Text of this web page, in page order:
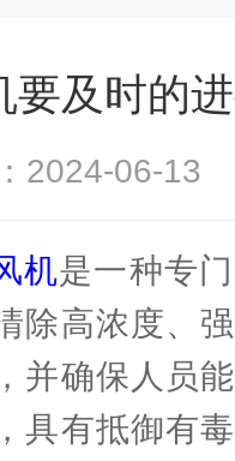
要及时的
：2024-06-
机是一种专
除高浓度、
并确保人员
具有抵御有